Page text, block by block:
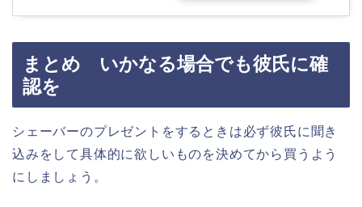
まとめ いかなる場合でも彼氏に確
認を
シェーバーのプレゼントをするときは必ず彼氏に聞き
込みをして具体的に欲しいものを決めてから買うよう
にしましょう。